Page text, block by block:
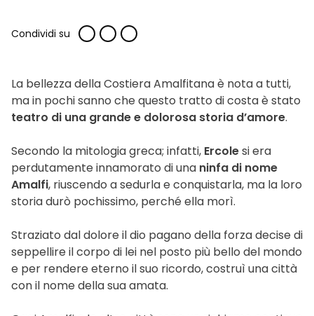
Condividi su
La bellezza della Costiera Amalfitana è nota a tutti,
ma in pochi sanno che questo tratto di costa è stato
teatro di una grande e dolorosa storia d’amore.
Secondo la mitologia greca; infatti, Ercolesi era
perdutamente innamorato di una ninfa di nome
Amalfi, riuscendo a sedurla e conquistarla, ma la loro
storia durò pochissimo, perché ella morì.
Straziato dal dolore il dio pagano della forza decise di
seppellire il corpo di lei nel posto più bello del mondo
e per rendere eterno il suo ricordo, costruì una città
con il nome della sua amata.